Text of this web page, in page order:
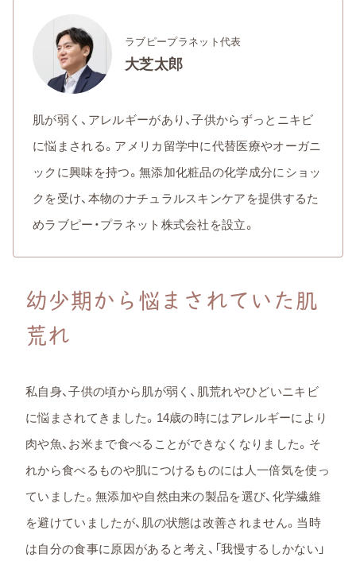
ラブピープラネット代表
大芝太郎
肌が弱く、アレルギーがあり、子供からずっとニキビ
に悩まされる。アメリカ留学中に代替医療やオーガニ
ックに興味を持つ。無添加化粧品の化学成分にショッ
クを受け、本物のナチュラルスキンケアを提供するた
めラブピー・プラネット株式会社を設立。
幼少期から悩まされていた肌
荒れ
私自身、子供の頃から肌が弱く、肌荒れやひどいニキビ
に悩まされてきました。14歳の時にはアレルギーにより
肉や魚、お米まで食べることができなくなりました。そ
れから食べるものや肌につけるものには人一倍気を使っ
ていました。無添加や自然由来の製品を選び、化学繊維
を避けていましたが、肌の状態は改善されません。当時
は自分の食事に原因があると考え、「我慢するしかない」